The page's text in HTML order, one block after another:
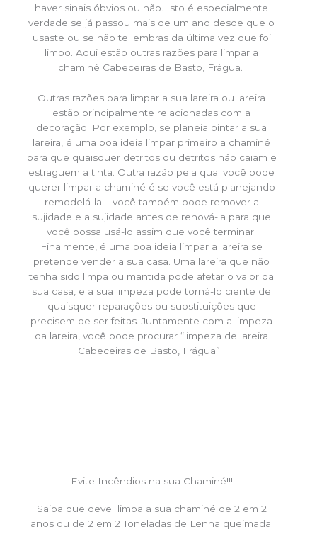
haver sinais óbvios ou não. Isto é especialmente
verdade se já passou mais de um ano desde que o
usaste ou se não te lembras da última vez que foi
limpo. Aqui estão outras razões para limpar a
chaminé Cabeceiras de Basto, Frágua.
Outras razões para limpar a sua lareira ou lareira
estão principalmente relacionadas com a
decoração. Por exemplo, se planeia pintar a sua
lareira, é uma boa ideia limpar primeiro a chaminé
para que quaisquer detritos ou detritos não caiam e
estraguem a tinta. Outra razão pela qual você pode
querer limpar a chaminé é se você está planejando
remodelá-la – você também pode remover a
sujidade e a sujidade antes de renová-la para que
você possa usá-lo assim que você terminar.
Finalmente, é uma boa ideia limpar a lareira se
pretende vender a sua casa. Uma lareira que não
tenha sido limpa ou mantida pode afetar o valor da
sua casa, e a sua limpeza pode torná-lo ciente de
quaisquer reparações ou substituições que
precisem de ser feitas. Juntamente com a limpeza
da lareira, você pode procurar “limpeza de lareira
Cabeceiras de Basto, Frágua”.
Evite Incêndios na sua Chaminé!!!
Saiba que deve limpa a sua chaminé de 2 em 2
anos ou de 2 em 2 Toneladas de Lenha queimada.